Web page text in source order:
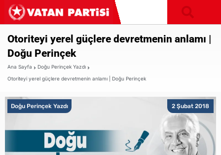
Otoriteyi yerel güçlere devretmenin anlamı |
Doğu Perinçek
Ana Sayfa
Doğu Perinçek Yazdı
Otoriteyi yerel güçlere devretmenin anlamı | Doğu Perinçek
2 Şubat 2018
Doğu Perinçek Yazdı